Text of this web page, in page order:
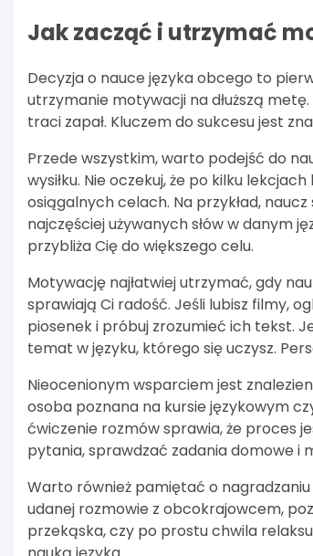
Jak zacząć i utrzymać
Decyzja o nauce języka obcego to
utrzymanie motywacji na dłuższą
traci zapał. Kluczem do sukcesu jest
Przede wszystkim, warto podejść do
wysiłku. Nie oczekuj, że po kilku
osiągalnych celach. Na przykład,
najczęściej używanych słów w danym
przybliża Cię do większego celu.
Motywację najłatwiej utrzymać, gdy
sprawiają Ci radość. Jeśli lubisz filmy,
piosenek i próbuj zrozumieć ich tekst.
temat w języku, którego się uczysz.
Nieocenionym wsparciem jest
osoba poznana na kursie językowym
ćwiczenie rozmów sprawia, że proces
pytania, sprawdzać zadania domowe i
Warto również pamiętać o
udanej rozmowie z obcokrajowcem,
przekąska, czy po prostu chwila